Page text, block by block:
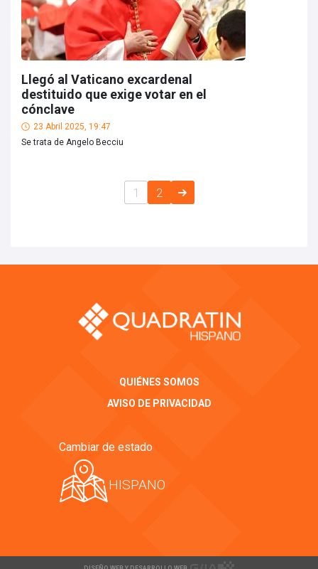
Llegó al Vaticano excardenal
destituido que exige votar en el
cónclave
23 Abril 2025, 19:47
Se trata de Angelo Becciu
1 2
QUIÉNES SOMOS
AVISO DE PRIVACIDAD
Cambiar de estado
HISPANO